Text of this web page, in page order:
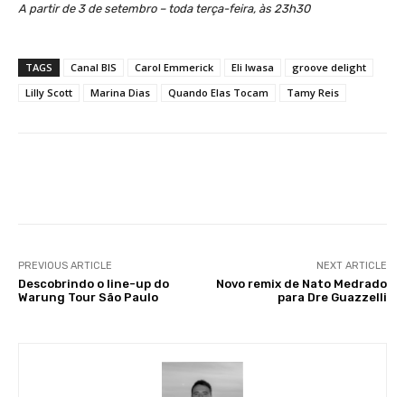
A partir de 3 de setembro – toda terça-feira, às 23h30
TAGS Canal BIS Carol Emmerick Eli Iwasa
groove delight
Lilly Scott
Marina Dias Quando Elas Tocam Tamy Reis
PREVIOUS ARTICLE
Descobrindo o line-up do
Warung Tour São Paulo
NEXT ARTICLE
Novo remix de Nato Medrado
para Dre Guazzelli